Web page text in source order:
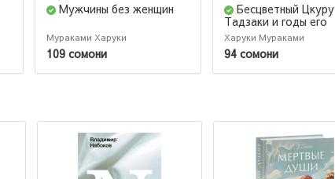
Мужчины без женщин
Мураками Харуки
109 сомони
Бесцветный Цкуру
Тадзаки и годы его
странствий
Харуки Мураками
94 сомони